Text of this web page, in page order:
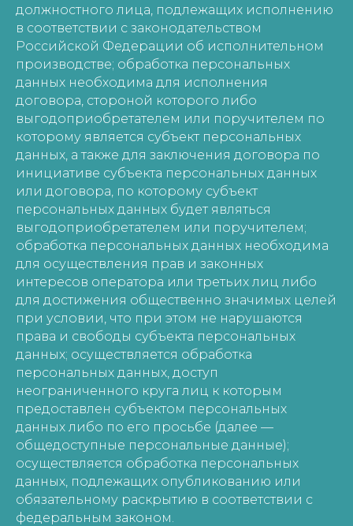
должностного лица, подлежащих исполнению
в соответствии с законодательством
Российской Федерации об исполнительном
производстве; обработка персональных
данных необходима для исполнения
договора, стороной которого либо
выгодоприобретателем или поручителем по
которому является субъект персональных
данных, а также для заключения договора по
инициативе субъекта персональных данных
или договора, по которому субъект
персональных данных будет являться
выгодоприобретателем или поручителем;
обработка персональных данных необходима
для осуществления прав и законных
интересов оператора или третьих лиц либо
для достижения общественно значимых целей
при условии, что при этом не нарушаются
права и свободы субъекта персональных
данных; осуществляется обработка
персональных данных, доступ
неограниченного круга лиц к которым
предоставлен субъектом персональных
данных либо по его просьбе (далее —
общедоступные персональные данные);
осуществляется обработка персональных
данных, подлежащих опубликованию или
обязательному раскрытию в соответствии с
федеральным законом.